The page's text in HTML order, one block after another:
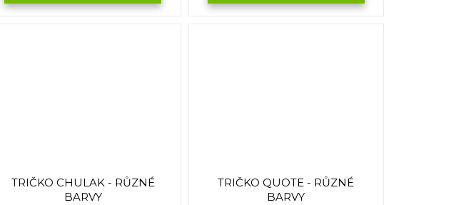
TRIČKO CHULAK - RŮZNÉ
BARVY
TRIČKO QUOTE - RŮZNÉ
BARVY